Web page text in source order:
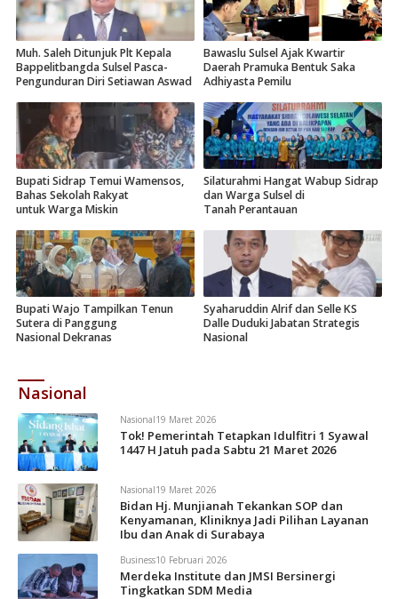
Muh. Saleh Ditunjuk Plt Kepala
Bappelitbangda Sulsel Pasca-
Pengunduran Diri Setiawan Aswad
Bawaslu Sulsel Ajak Kwartir
Daerah Pramuka Bentuk Saka
Adhiyasta Pemilu
Bupati Sidrap Temui Wamensos,
Bahas Sekolah Rakyat
untuk Warga Miskin
Silaturahmi Hangat Wabup Sidrap
dan Warga Sulsel di
Tanah Perantauan
Bupati Wajo Tampilkan Tenun
Sutera di Panggung
Nasional Dekranas
Syaharuddin Alrif dan Selle KS
Dalle Duduki Jabatan Strategis
Nasional
Nasional
Nasional19 Maret 2026
Tok! Pemerintah Tetapkan Idulfitri 1 Syawal
1447 H Jatuh pada Sabtu 21 Maret 2026
Nasional19 Maret 2026
Bidan Hj. Munjianah Tekankan SOP dan
Kenyamanan, Kliniknya Jadi Pilihan Layanan
Ibu dan Anak di Surabaya
Business10 Februari 2026
Merdeka Institute dan JMSI Bersinergi
Tingkatkan SDM Media